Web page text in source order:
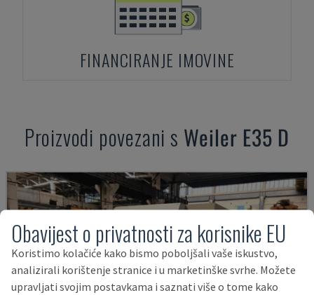
FINANCIRANJE IMOVINE
Proizvodi povezani s Weiler E35 D
Obavijest o privatnosti za korisnike EU
Koristimo kolačiće kako bismo poboljšali vaše iskustvo,
analizirali korištenje stranice i u marketinške svrhe. Možete
upravljati svojim postavkama i saznati više o tome kako